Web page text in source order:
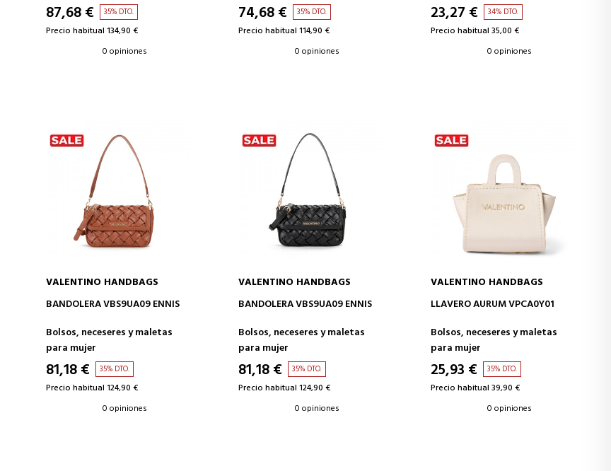
87,68 € 35% DTO.
Precio habitual 134,90 €
0 opiniones
74,68 € 35% DTO.
Precio habitual 114,90 €
0 opiniones
23,27 € 34% DTO.
Precio habitual 35,00 €
0 opiniones
AÑADIR A LA CESTA
VALENTINO HANDBAGS
BANDOLERA VBS9UA09 ENNIS
Bolsos, neceseres y maletas
para mujer
81,18 € 35% DTO.
Precio habitual 124,90 €
0 opiniones
AÑADIR A LA CESTA
VALENTINO HANDBAGS
BANDOLERA VBS9UA09 ENNIS
Bolsos, neceseres y maletas
para mujer
81,18 € 35% DTO.
Precio habitual 124,90 €
0 opiniones
AÑADIR A LA CESTA
VALENTINO HANDBAGS
LLAVERO AURUM VPCA0Y01
Bolsos, neceseres y maletas
para mujer
25,93 € 35% DTO.
Precio habitual 39,90 €
0 opiniones